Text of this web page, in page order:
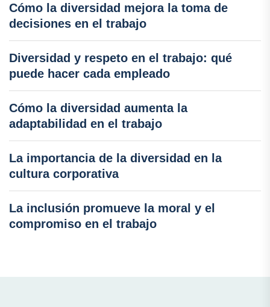
Cómo la diversidad mejora la toma de
decisiones en el trabajo
Diversidad y respeto en el trabajo: qué
puede hacer cada empleado
Cómo la diversidad aumenta la
adaptabilidad en el trabajo
La importancia de la diversidad en la
cultura corporativa
La inclusión promueve la moral y el
compromiso en el trabajo